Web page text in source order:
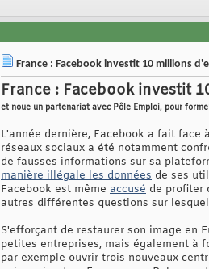
France : Facebook investit 10 millions
France : Facebook investit
et noue un partenariat avec Pôle Emploi, pour
L'année dernière, Facebook a fait face
réseaux sociaux a été notamment
de fausses informations sur sa
manière illégale les données de ses
Facebook est même accusé de profiter
autres différentes questions sur
S'efforçant de restaurer son image en
petites entreprises, mais également à
par exemple ouvrir trois nouveaux